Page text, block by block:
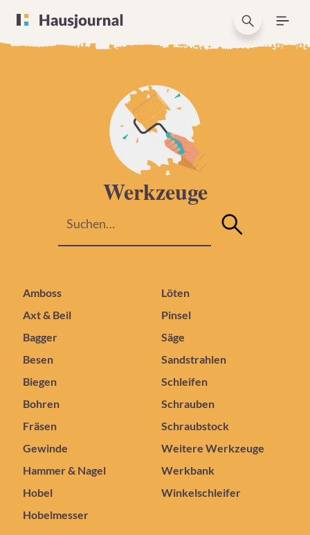
Werkzeuge
Amboss
Axt & Beil
Bagger
Besen
Biegen
Bohren
Fräsen
Gewinde
Hammer & Nagel
Hobel
Hobelmesser
Löten
Pinsel
Säge
Sandstrahlen
Schleifen
Schrauben
Schraubstock
Weitere Werkzeuge
Werkbank
Winkelschleifer